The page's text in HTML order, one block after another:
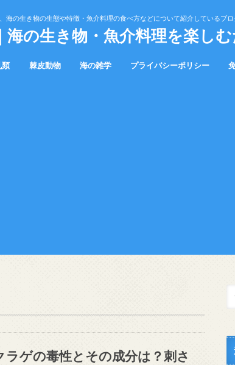
海の生き物の生態や特徴・魚介料理の食べ方などについて紹介しているブロ
海の生き物・魚介料理を楽し
類 棘皮動物 海の雑学 プライバシーポリシー
ラゲの毒性とその成分は？刺さ